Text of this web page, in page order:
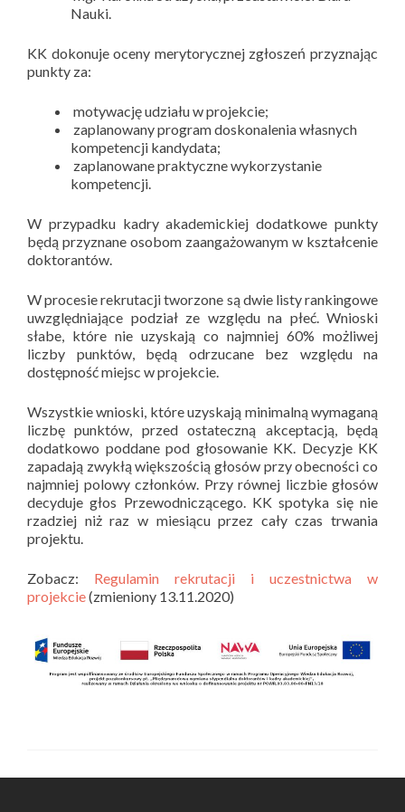
Nauki.
KK dokonuje oceny merytorycznej zgłoszeń przyznając
punkty za:
motywację udziału w projekcie;
zaplanowany program doskonalenia własnych
kompetencji kandydata;
zaplanowane praktyczne wykorzystanie
kompetencji.
W przypadku kadry akademickiej dodatkowe punkty
będą przyznane osobom zaangażowanym w kształcenie
doktorantów.
W procesie rekrutacji tworzone są dwie listy rankingowe
uwzględniające podział ze względu na płeć. Wnioski
słabe, które nie uzyskają co najmniej 60% możliwej
liczby punktów, będą odrzucane bez względu na
dostępność miejsc w projekcie.
Wszystkie wnioski, które uzyskają minimalną wymaganą
liczbę punktów, przed ostateczną akceptacją, będą
dodatkowo poddane pod głosowanie KK. Decyzje KK
zapadają zwykłą większością głosów przy obecności co
najmniej polowy członków. Przy równej liczbie głosów
decyduje głos Przewodniczącego. KK spotyka się nie
rzadziej niż raz w miesiącu przez cały czas trwania
projektu.
Zobacz: Regulamin rekrutacji i uczestnictwa w
projekcie(zmieniony 13.11.2020)